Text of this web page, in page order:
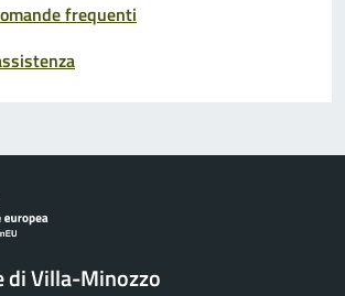
frequenti
di Villa-Minozzo